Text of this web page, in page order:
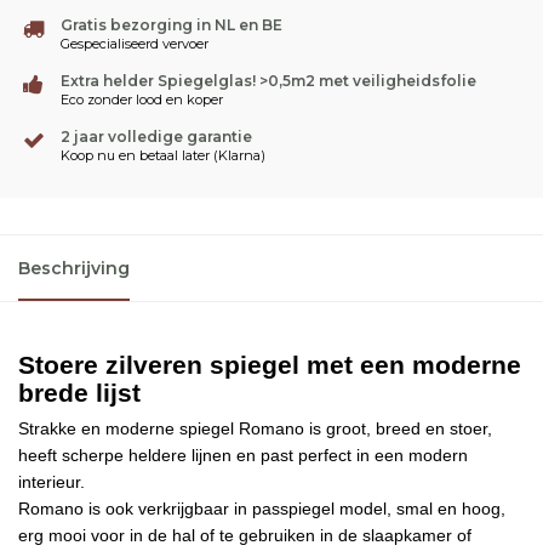
Gratis bezorging in NL en BE
Gespecialiseerd vervoer
Extra helder Spiegelglas! >0,5m2 met veiligheidsfolie
Eco zonder lood en koper
2 jaar volledige garantie
Koop nu en betaal later (Klarna)
Beschrijving
Stoere zilveren spiegel met een moderne
brede lijst
Strakke en moderne spiegel Romano is groot, breed en stoer,
heeft scherpe heldere lijnen en past perfect in een modern
interieur.
Romano is ook verkrijgbaar in passpiegel model, smal en hoog,
erg mooi voor in de hal of te gebruiken in de slaapkamer of